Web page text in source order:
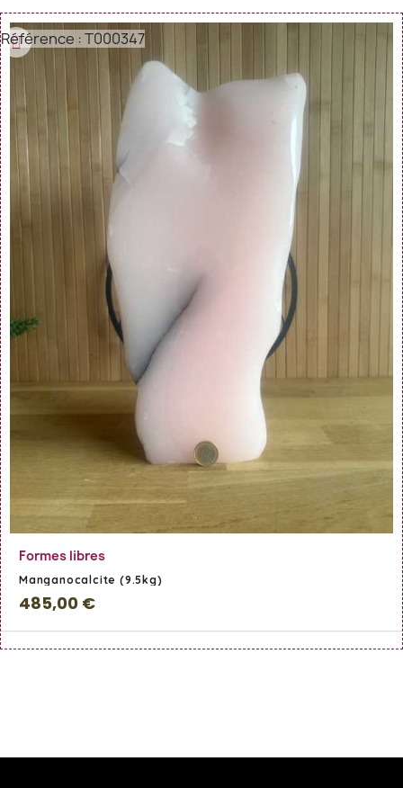
Formes libres
Manganocalcite (9.5kg)
485,00 €
Référence : T000347